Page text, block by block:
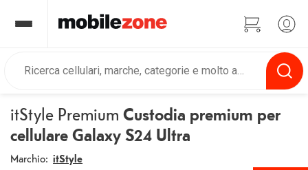
itStyle Premium Custodia premium per
cellulare Galaxy S24 Ultra
Marchio: itStyle